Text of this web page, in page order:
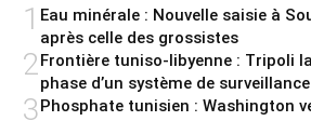
1 Eau minérale : Nouvelle saisie à
après celle des grossistes
2Frontière tuniso-libyenne : Tripoli
phase d’un système de
3Phosphate tunisien : Washington